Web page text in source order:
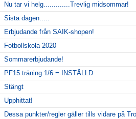
Nu tar vi helg.............Trevlig midsommar!
Sista dagen.....
Erbjudande från SAIK-shopen!
Fotbollskola 2020
Sommarerbjudande!
PF15 träning 1/6 = INSTÄLLD
Stängt
Upphittat!
Dessa punkter/regler gäller tills vidare på